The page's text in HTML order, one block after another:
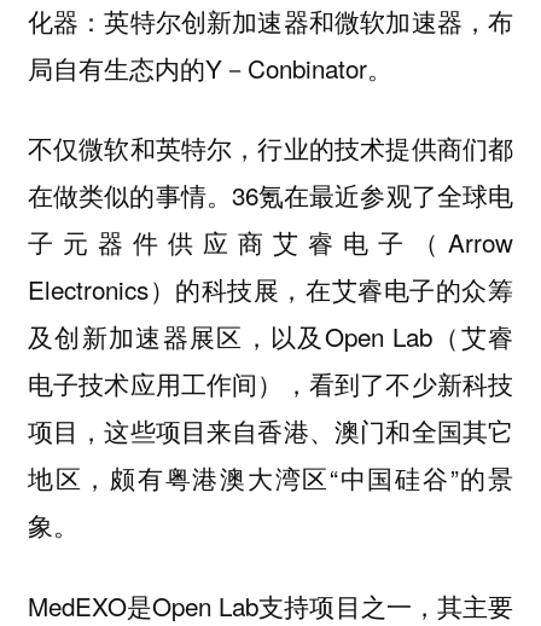
化器：英特尔创新加速器和微软加速器，布
局自有生态内的Y－Conbinator。
不仅微软和英特尔，行业的技术提供商们都
在做类似的事情。36氪在最近参观了全球电
子元器件供应商艾睿电子（Arrow
Electronics）的科技展，在艾睿电子的众筹
及创新加速器展区，以及Open Lab（艾睿
电子技术应用工作间），看到了不少新科技
项目，这些项目来自香港、澳门和全国其它
地区，颇有粤港澳大湾区“中国硅谷”的景
象。
MedEXO是Open Lab支持项目之一，其主要